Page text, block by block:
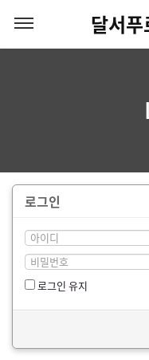
달서
로그인
로그인 유지